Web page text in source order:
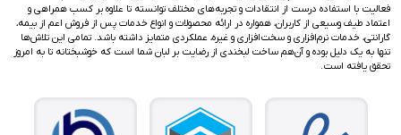
فعالیت با استفاده درست از انتقادات و تجربه‌های مختلف توانسته تا علاوه بر کسب همراهی و
اعتماد طیف وسیعی از کاربران، همواره در ارائه محصولات و انواع خدمات پس از فروش اعم از بیمه،
گارانتی، خدمات نرم‌افزاری و سخت‌افزاری و غیره، عملکردی متمایز داشته باشد. تمامی این تلاش‌ها
تنها به یک دلیل بوده و آن‌هم ساخت لبخندی از رضایت بر لبان شما است که خوشبختانه تا به امروز
تحقق یافته است.